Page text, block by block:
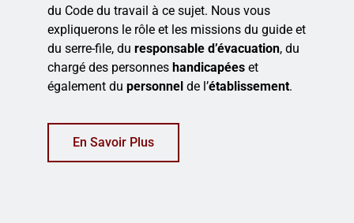
du Code du travail à ce sujet. Nous vous
expliquerons le rôle et les missions du guide et
du serre-file, du responsable d’évacuation, du
chargé des personnes handicapées et
également du personnel de l’établissement.
En Savoir Plus